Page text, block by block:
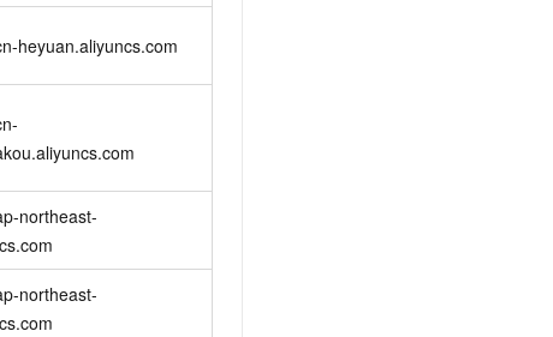
heyuan.aliyuncs.com
northeast-
northeast-
应用
的智能体编程平台
用创作平台